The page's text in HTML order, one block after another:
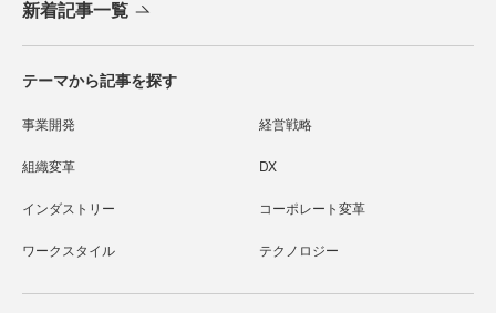
新着記事一覧
テーマから記事を探す
事業開発 経営戦略
組織変革 DX
インダストリー コーポレート変革
ワークスタイル テクノロジー